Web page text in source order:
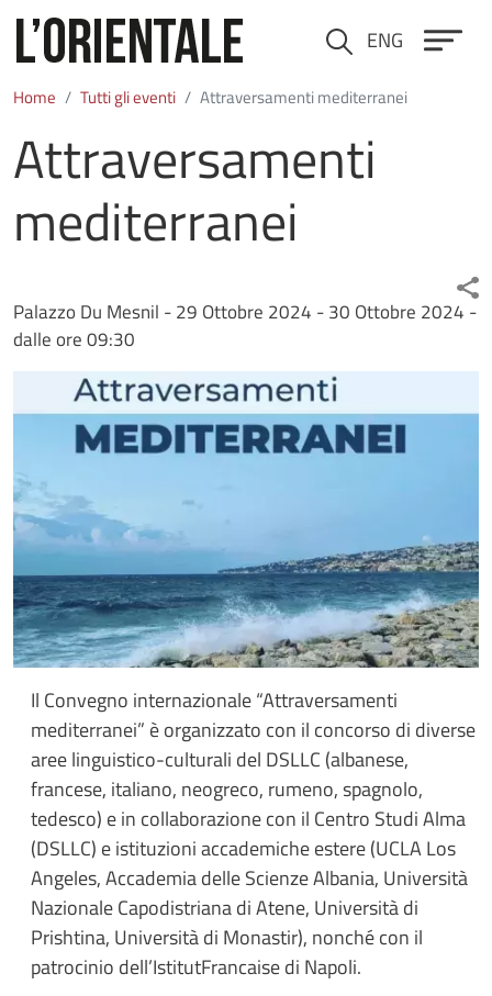
Cerca ENG
Home Tutti gli eventi Attraversamenti mediterranei
Attraversamenti
mediterranei
Palazzo Du Mesnil -29 Ottobre 2024 -30 Ottobre 2024 -
dalle ore 09:30
Il Convegno internazionale “Attraversamenti
mediterranei” è organizzato con il concorso di diverse
aree linguistico-culturali del DSLLC (albanese,
francese, italiano, neogreco, rumeno, spagnolo,
tedesco) e in collaborazione con il Centro Studi Alma
(DSLLC) e istituzioni accademiche estere (UCLA Los
Angeles, Accademia delle Scienze Albania, Università
Nazionale Capodistriana di Atene, Università di
Prishtina, Università di Monastir), nonché con il
patrocinio dell’IstitutFrancaise di Napoli.